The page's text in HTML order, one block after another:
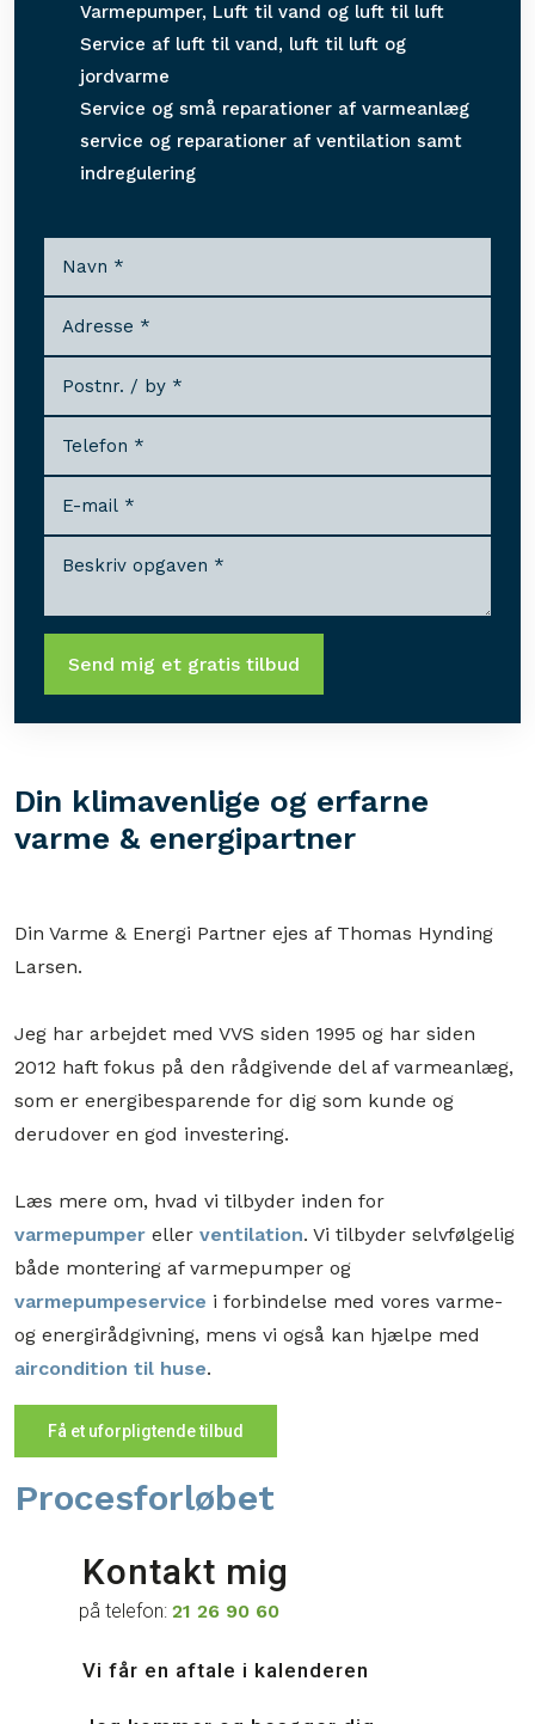
Varmepumper, Luft til vand og luft til luft
Service af luft til vand, luft til luft og
jordvarme
Service og små reparationer af varmeanlæg
service og reparationer af ventilation samt
indregulering
Din klimavenlige og erfarne ​
varme & energipartner
Din Varme & Energi Partner ejes af Thomas Hynding
Larsen.
​Jeg har arbejdet med VVS siden 1995 og har siden
2012 haft fokus på den rådgivende del af varmeanlæg,
som er energibesparende for dig som kunde og
derudover en god investering.​
Læs mere om, hvad vi tilbyder inden for
varmepumper ellerventilation. Vi tilbyder selvfølgelig
både montering af varmepumper og
varmepumpeservice i forbindelse med vores varme-
og energirådgivning, mens vi også kan hjælpe med
aircondition til huse.
Få et uforpligtende tilbud​
Procesforløbet​
Kontakt mig
på telefon:21 26 90 60
Vi får en aftale i kalenderen